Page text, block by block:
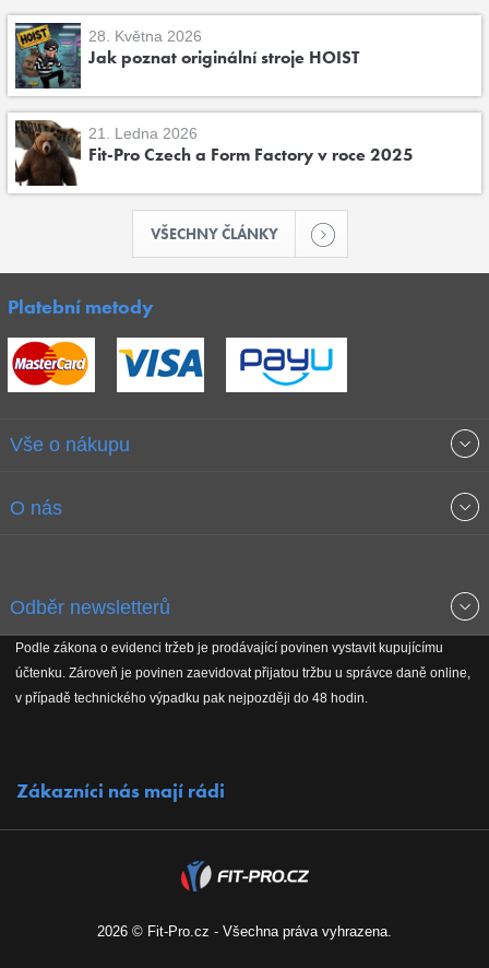
28. Května 2026
Jak poznat originální stroje HOIST
21. Ledna 2026
Fit-Pro Czech a Form Factory v roce 2025
VŠECHNY ČLÁNKY
Platební metody
Vše o nákupu
Obchodní podmínky
Reklamační řád
O nás
Koho podporujeme
Odběr newsletterů
Získejte přehled o novinkách, slevách, akčním zboží a upozornění
na nové články v magazínu!
Podle zákona o evidenci tržeb je prodávající povinen vystavit kupujícímu
účtenku. Zároveň je povinen zaevidovat přijatou tržbu u správce daně online,
v případě technického výpadku pak nejpozději do 48 hodin.
Zákazníci nás mají rádi
2026 © Fit-Pro.cz - Všechna práva vyhrazena.